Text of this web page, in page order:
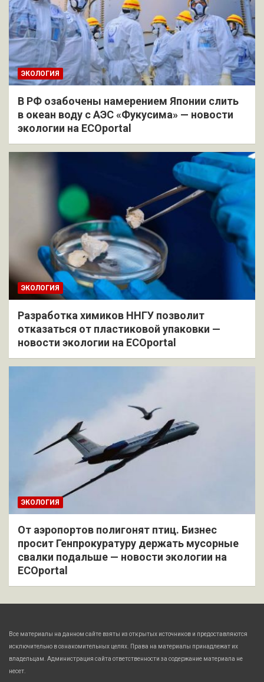
ЭКОЛОГИЯ
В РФ озабочены намерением Японии слить
в океан воду с АЭС «Фукусима» — новости
экологии на ECOportal
ЭКОЛОГИЯ
Разработка химиков ННГУ позволит
отказаться от пластиковой упаковки —
новости экологии на ECOportal
ЭКОЛОГИЯ
От аэропортов полигонят птиц. Бизнес
просит Генпрокуратуру держать мусорные
свалки подальше — новости экологии на
ECOportal
Все материалы на данном сайте взяты из открытых источников и предоставляются
исключительно в ознакомительных целях. Права на материалы принадлежат их
владельцам. Администрация сайта ответственности за содержание материала не
несет.